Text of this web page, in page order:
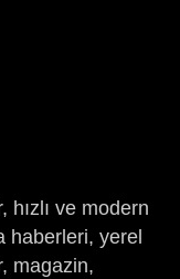
hızlı ve modern
haberleri, yerel
magazin,